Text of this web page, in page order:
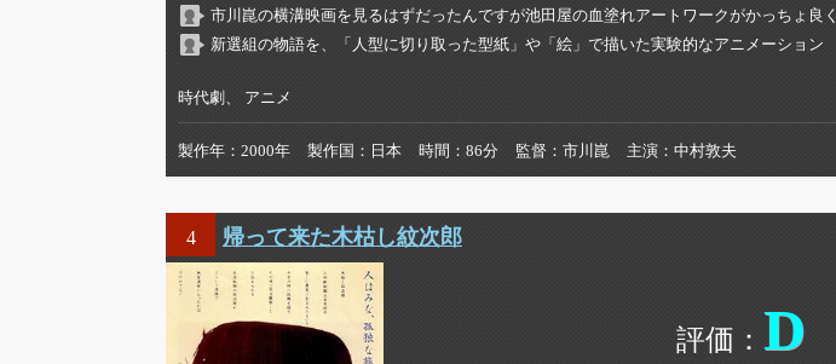
市川崑の横溝映画を見るはずだったんですが池田屋の血塗れアートワークがかっちょ良く
新選組の物語を、「人型に切り取った型紙」や「絵」で描いた実験的なアニメーション
時代劇、 アニメ
製作年 2000年 製作国 日本 時間 86分 監督 市川崑 主演 中村敦夫
4 帰って来た木枯し紋次郎
D